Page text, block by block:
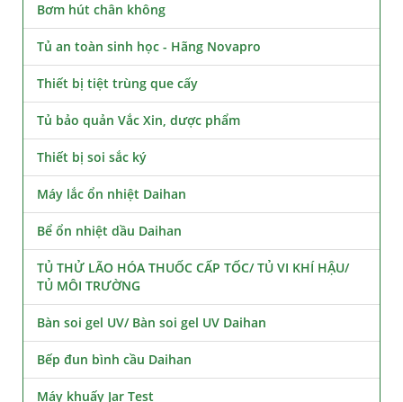
Bơm hút chân không
Tủ an toàn sinh học - Hãng Novapro
Thiết bị tiệt trùng que cấy
Tủ bảo quản Vắc Xin, dược phẩm
Thiết bị soi sắc ký
Máy lắc ổn nhiệt Daihan
Bể ổn nhiệt dầu Daihan
TỦ THỬ LÃO HÓA THUỐC CẤP TỐC/ TỦ VI KHÍ HẬU/
TỦ MÔI TRƯỜNG
Bàn soi gel UV/ Bàn soi gel UV Daihan
Bếp đun bình cầu Daihan
Máy khuấy Jar Test